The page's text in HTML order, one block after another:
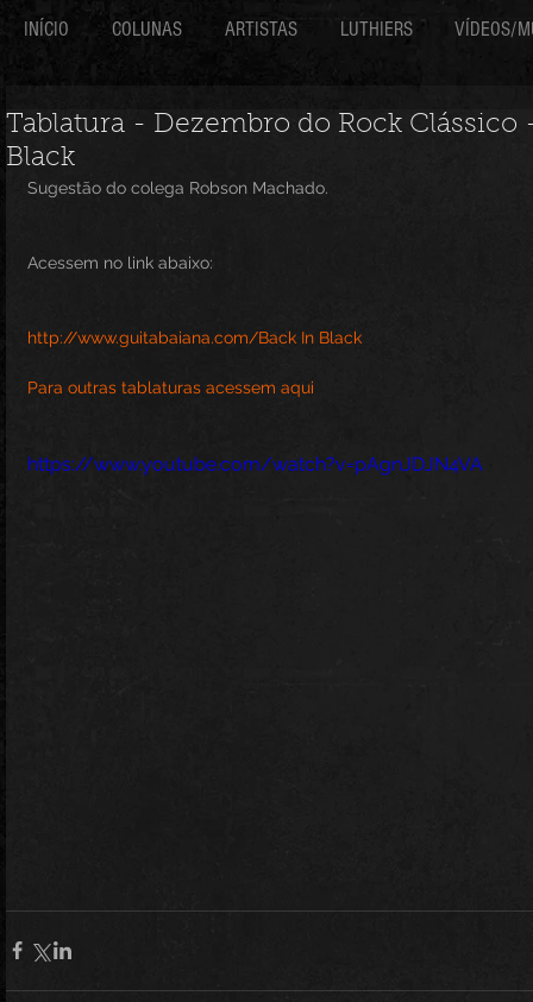
INÍCIO COLUNAS ARTISTAS LUTHIERS VÍDEOS/
Tablatura - Dezembro do Rock
Black
Sugestão do colega Robson Machado.
Acessem no link abaixo:
http://www.guitabaiana.com/Back In Black
Para outras tablaturas acessem aqui
https://www.youtube.com/watch?v=pAgnJDJN4VA